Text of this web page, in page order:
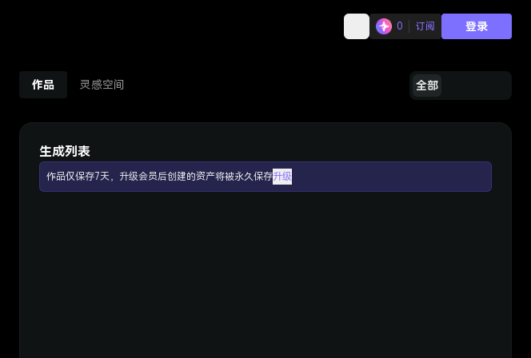
0 订阅 登录
作品 灵感空间 全部
生成列表
作品仅保存7天，升级会员后创建的资产将被永久保存升级